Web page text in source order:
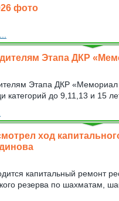
фото
Этапа ДКР
Этапа ДКР
категорий до 9,11,13 и 15
ход
капитальный ремонт
резерва по шахматам,